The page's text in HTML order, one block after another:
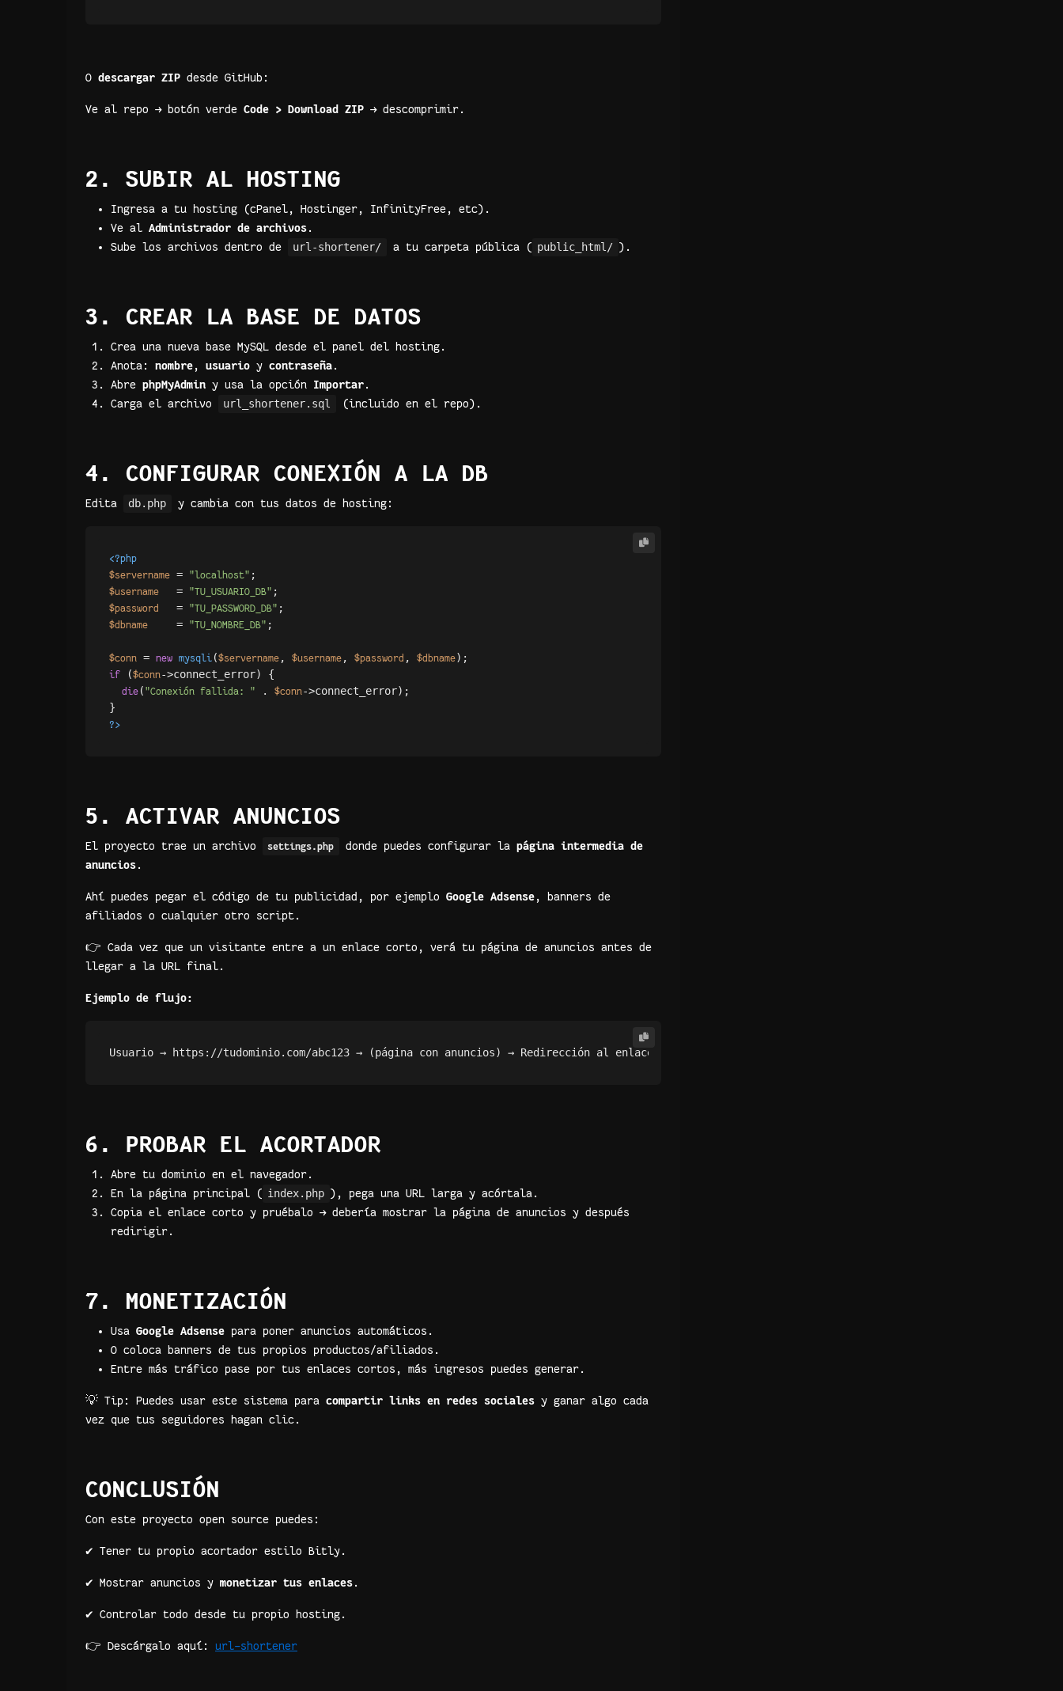
O descargar ZIP desde GitHub:
Ve al repo → botón verde Code > Download ZIP → descomprimir.
2. SUBIR AL HOSTING
Ingresa a tu hosting (cPanel, Hostinger, InfinityFree, etc).
Ve al Administrador de archivos.
Sube los archivos dentro de
url-shortener/ a tu carpeta pública ( public_html/ ).
3. CREAR LA BASE DE DATOS
Crea una nueva base MySQL desde el panel del hosting.
Anota: nombre, usuario y contraseña.
Abre phpMyAdmin y usa la opción Importar.
Carga el archivo
url_shortener.sql (incluido en el repo).
4. CONFIGURAR CONEXIÓN A LA DB
Edita db.php y cambia con tus datos de hosting:
<?php
$servername = "localhost"
$username = "TU_USUARIO_DB"
$password = "TU_PASSWORD_DB"
$dbname = "TU_NOMBRE_DB" ;
$conn = new mysqli ($servername , $username , $password , $dbname
if ($conn->connect_error) {
die ( "Conexión fallida: " . $conn->connect_error);
?>
5. ACTIVAR ANUNCIOS
El proyecto trae un archivo settings.php donde puedes configurar la página intermedia de
anuncios.
Ahí puedes pegar el código de tu publicidad, por ejemplo Google Adsense, banners de
afiliados o cualquier otro script.
👉 Cada vez que un visitante entre a un enlace corto, verá tu página de anuncios antes de
llegar a la URL final.
Ejemplo de flujo:
6. PROBAR EL ACORTADOR
Abre tu dominio en el navegador.
En la página principal ( index.php ), pega una URL larga y acórtala.
Copia el enlace corto y pruébalo → debería mostrar la página de anuncios y después
redirigir.
7. MONETIZACIÓN
Usa Google Adsense para poner anuncios automáticos.
O coloca banners de tus propios productos/afiliados.
Entre más tráfico pase por tus enlaces cortos, más ingresos puedes generar.
💡 Tip: Puedes usar este sistema para compartir links en redes sociales y ganar algo cada
vez que tus seguidores hagan clic.
CONCLUSIÓN
Con este proyecto open source puedes:
✔️ Tener tu propio acortador estilo Bitly.
✔️ Mostrar anuncios y monetizar tus enlaces.
✔️ Controlar todo desde tu propio hosting.
👉 Descárgalo aquí: url-shortener